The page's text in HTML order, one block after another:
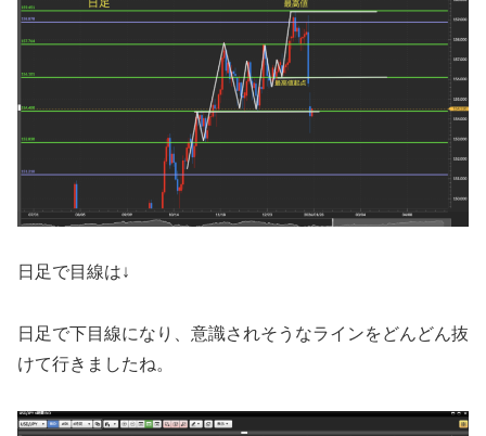
日足で目線は↓
日足で下目線になり、意識されそうなラインをどんどん抜
けて行きましたね。